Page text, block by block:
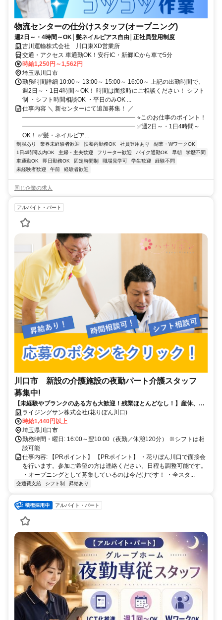
物流センターの仕分けスタッフ(オープニング)
週2日～・4時間～OK│髪ネイルピアス自由│正社員登用制度
吉川運輸株式会社 川口東XD営業所
交通・アクセス 車通勤OK！安行IC・新郷ICから車で5分
時給1,250円～1,562円
埼玉県川口市
勤務時間詳細 10:00～ 13:00～ 15:00～ 16:00～ 上記の出勤時間で、
週2日～・1日4時間～OK！ 時間は面接時にご相談ください！ シフト
制 ・シフト時間相談OK ・平日のみOK ...
仕事内容 ＼ 新センターにて追加募集！ ／
━━━━━━━━━━━━━━━━━━━ ⭐このお仕事のポイント！
━━━━━━━━━━━━━━━━━━━ ✅週2日～・1日4時間～
OK！ ✅髪・ネイルピア...
制服あり 業界未経験者歓迎 扶養内勤務OK 社員登用あり
副業・WワークOK
1日4時間以内OK
主婦・主夫歓迎 フリーター歓迎 バイク通勤OK 早朝
学歴不問
車通勤OK
即日勤務OK 固定時間制 職場見学可 学生歓迎
経験不問
未経験者歓迎
午前 経験者歓迎
同じ企業の求人
アルバイト・パート
川口市 新設の介護施設の夜勤パート介護スタッフ
募集中!
【未経験やブランクのある方も大歓迎！残業ほとんどなし！】産休、育
休取得率100％など働きやすい環境です！
ライジングサン株式会社(花りぼん川口)
時給1,440円以上
埼玉県川口市
勤務時間・曜日: 16:00～翌10:00（夜勤／休憩120分） ※シフトは相
談可能
仕事内容: 【PRポイント】 【PRポイント】 ・花りぼん川口で面接会
を行います。参加ご希望の方は連絡ください。日程も調整可能です。
・オープニングとして募集しているのは今だけです！ ・全スタ...
交通費支給 シフト制 昇給あり
アルバイト・パート